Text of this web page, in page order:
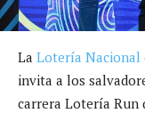
La Lotería Nacional
invita a los
carrera Lotería Run